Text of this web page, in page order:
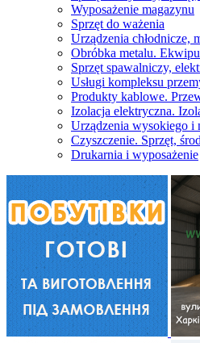
Wyposażenie magazynu
Sprzęt do ważenia
Urządzenia chłodnicze,
Obróbka metalu.
Sprzęt spawalniczy,
Usługi kompleksu
Produkty kablowe.
Izolacja elektryczna.
Urządzenia wysokiego i
Czyszczenie. Sprzęt,
Drukarnia i wyposażenie